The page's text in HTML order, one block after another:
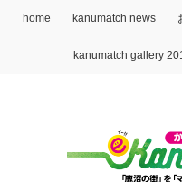
home kanumatch news
kanumatch gallery